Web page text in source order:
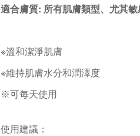
適合膚質: 所有肌膚類型、尤其
※溫和潔淨肌膚
※維持肌膚水分和潤澤度
※可每天使用
使用建議：